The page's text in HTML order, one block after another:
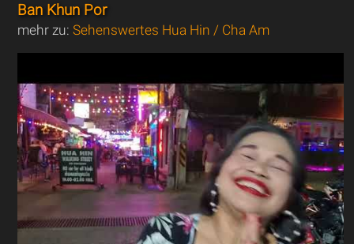
Ban Khun Por
mehr zu:Sehenswertes Hua Hin / Cha Am